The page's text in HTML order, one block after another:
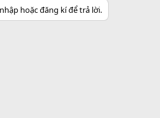
hoặc đăng kí để trả lời.